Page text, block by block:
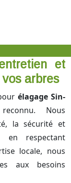
et
arbres
élagage Sin-
Nous
la sécurité et
en respectant
locale, nous
aux besoins